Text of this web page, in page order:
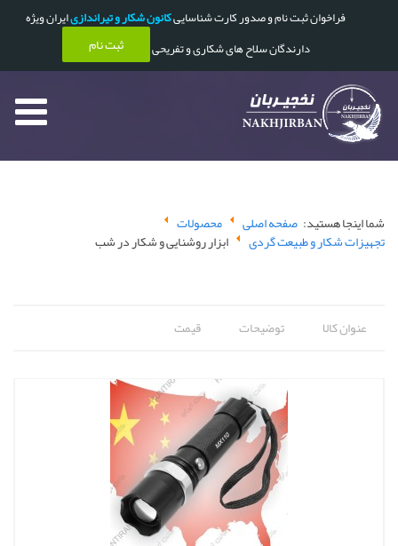
فراخوان ثبت نام و صدور کارت شناساییکانون شکار و تیراندازیایران ویژه
دارندگان سلاح های شکاری و تفریحی
ثبت نام
شما اینجا هستید: صفحه اصلی محصولات
تجهیزات شکار و طبیعت گردی ابزار روشنایی و شکار در شب
عنوان کالا توضیحات قیمت